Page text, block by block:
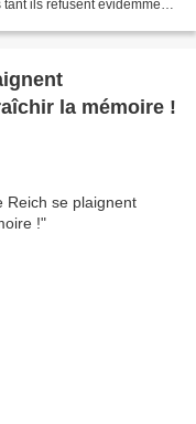
ils refusent évidemment
la mémoire !